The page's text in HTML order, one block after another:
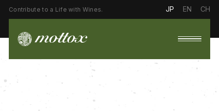
Contribute to a Life with Wines. JP EN CH